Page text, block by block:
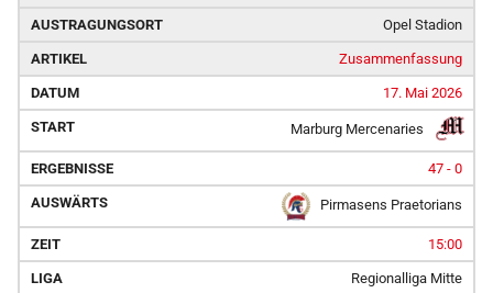
Opel Stadion
Zusammenfassung
17. Mai 2026
Marburg Mercenaries
47 - 0
Pirmasens Praetorians
15:00
Regionalliga Mitte